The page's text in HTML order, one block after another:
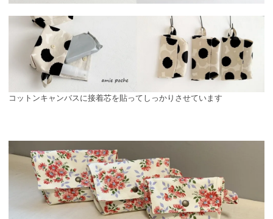
コットンキャンバスに接着芯を貼ってしっかりさせています